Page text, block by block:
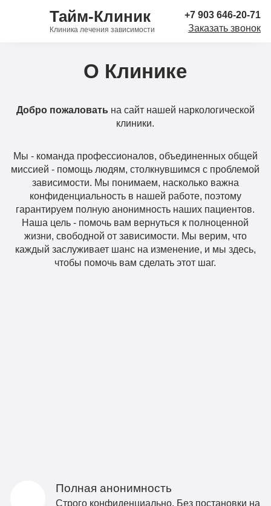
Тайм-Клиник
Клиника лечения зависимости
+7 903 646-20-71
Заказать звонок
О Клинике
Добро пожаловать на сайт нашей наркологической
клиники.
Мы - команда профессионалов, объединенных общей
миссией - помощь людям, столкнувшимся с проблемой
зависимости. Мы понимаем, насколько важна
конфиденциальность в нашей работе, поэтому
гарантируем полную анонимность наших пациентов.
Наша цель - помочь вам вернуться к полноценной
жизни, свободной от зависимости. Мы верим, что
каждый заслуживает шанс на изменение, и мы здесь,
чтобы помочь вам сделать этот шаг.
Полная анонимность
Строго конфиденциально. Без постановки на